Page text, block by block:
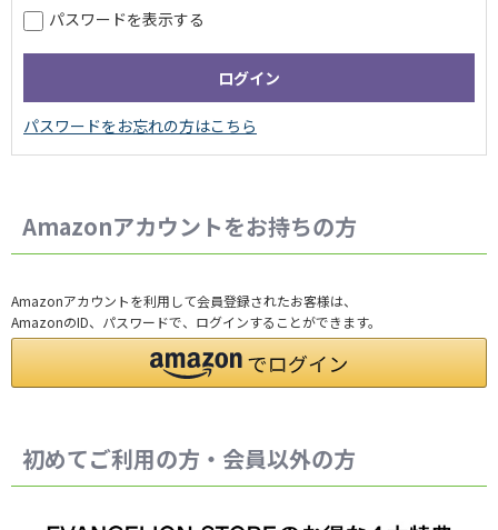
パスワードを表示する
Amazonアカウントをお持ちの方
Amazonアカウントを利用して会員登録されたお客様は、
AmazonのID、パスワードで、ログインすることができます。
初めてご利用の方・会員以外の方